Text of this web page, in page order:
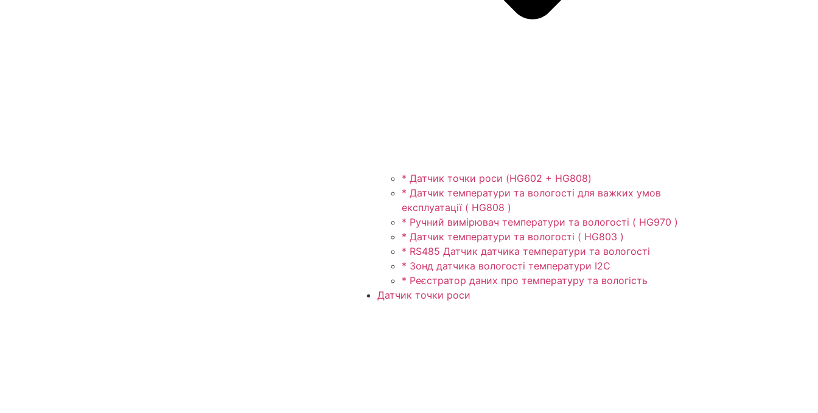
* Датчик точки роси (HG602 + HG808)
* Датчик температури та вологості для важких умов
експлуатації ( HG808 )
* Ручний вимірювач температури та вологості ( HG970 )
* Датчик температури та вологості ( HG803 )
* RS485 Датчик датчика температури та вологості
* Зонд датчика вологості температури I2C
* Реєстратор даних про температуру та вологість
Датчик точки роси